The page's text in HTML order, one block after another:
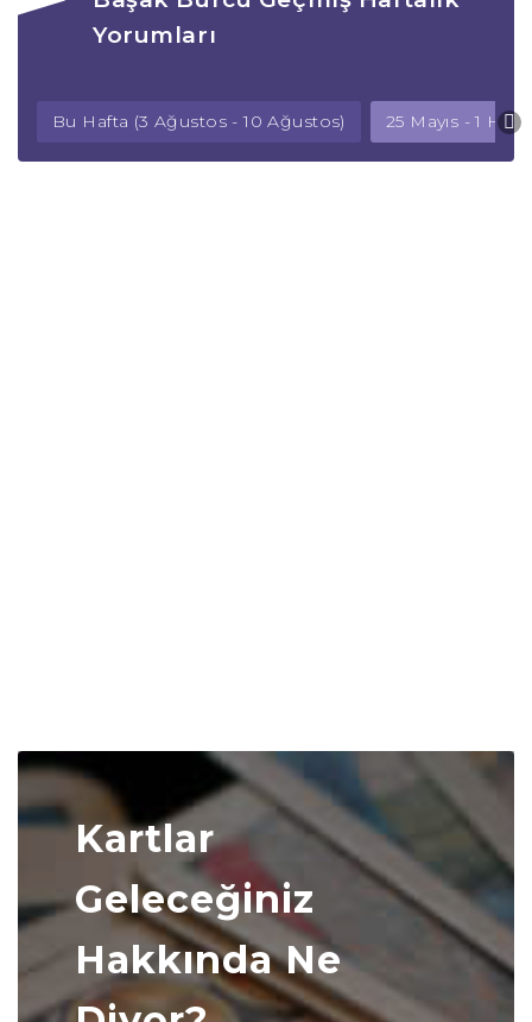
Yorumları
Bu Hafta (3 Ağustos - 10 Ağustos) 25 Mayıs - 1
Kartlar
Geleceğiniz
Hakkında Ne